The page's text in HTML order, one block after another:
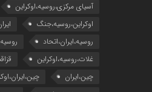
آسیای مرکزی،روسیه،اوکراین
اوکراین،روسیه،جنگ
روسیه،ایران،اتحاد
غلات،روسیه،اوکراین
چین،ایران